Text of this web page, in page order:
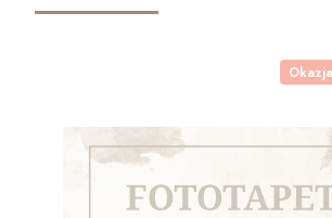
Okazja